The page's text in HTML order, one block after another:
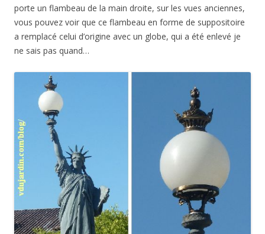
porte un flambeau de la main droite, sur les vues anciennes,
vous pouvez voir que ce flambeau en forme de suppositoire
a remplacé celui d’origine avec un globe, qui a été enlevé je
ne sais pas quand…